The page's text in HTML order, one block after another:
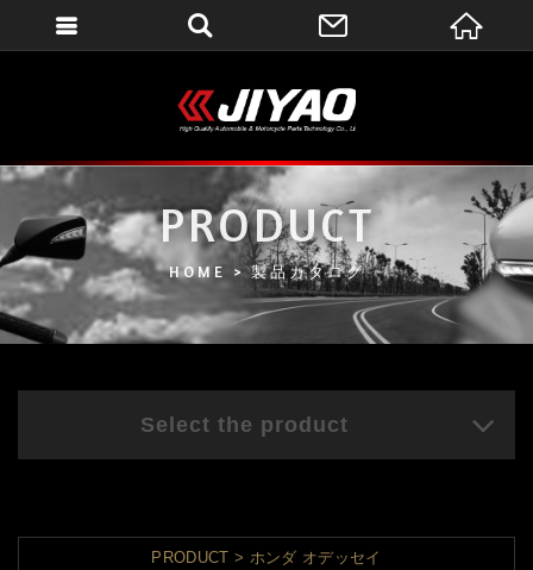
PRODUCT
HOME 製品カタログ
Select the product
PRODUCT ホンダ オデッセイ
會員登入(燈箱)
加入會員
忘記密碼
密碼修改
訂單查詢
個人資料修改
會員登出
填寫匯款通知